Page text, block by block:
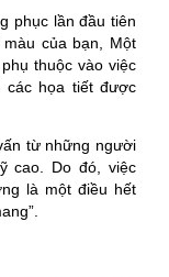
phục lần đầu tiên
của bạn, Một
thuộc vào việc
các họa tiết được
từ những người
cao. Do đó, việc
là một điều hết